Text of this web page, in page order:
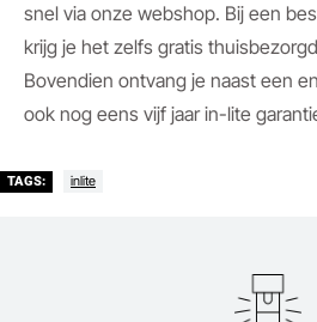
snel via onze webshop. Bij een
krijg je het zelfs gratis
Bovendien ontvang je naast een
ook nog eens vijf jaar in-lite
TAGS: inlite